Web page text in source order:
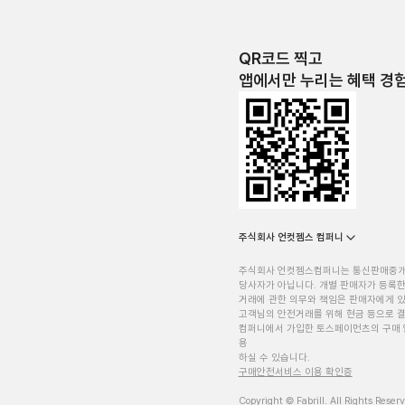
QR코드 찍고
앱에서만 누리는 혜택 경
주식회사 언컷젬스 컴퍼니
주식회사 언컷젬스컴퍼니는 통신판매중
당사자가 아닙니다. 개별 판매자가 등록
거래에 관한 의무와 책임은 판매자에게
고객님의 안전거래를 위해 현금 등으로
컴퍼니에서 가입한 토스페이먼츠의 구매
용
하실 수 있습니다.
구매안전서비스 이용 확인증
Copyright © Fabrill. All Rights